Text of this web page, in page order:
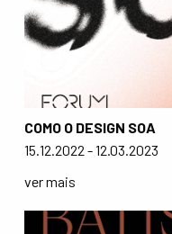
COMO O DESIGN SOA
15.12.2022 - 12.03.2023
ver mais